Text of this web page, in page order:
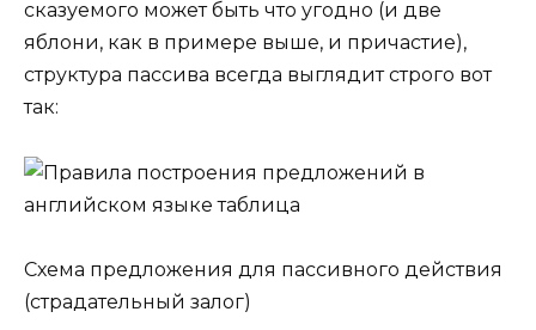
сказуемого может быть что угодно (и две
яблони, как в примере выше, и причастие),
структура пассива всегда выглядит строго вот
так:
Схема предложения для пассивного действия
(страдательный залог)